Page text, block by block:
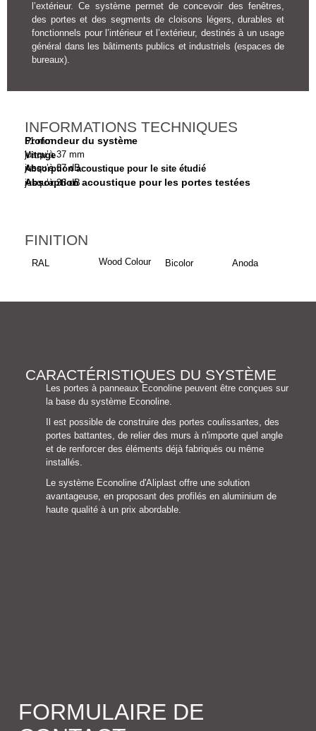
l’extérieur. Ce système permet de concevoir des fenêtres,
des portes et des segments de cloisons légers, durables et
fonctionnels pour l’intérieur et l’extérieur, destinés à un usage
général dans les bâtiments publics et industriels (espaces de
bureaux).
INFORMATIONS TECHNIQUES
Profondeur du système
51 mm
Vitrage
jusqu’à 37 mm
Absorption acoustique pour le site étudié
jusqu’à 37 dB
Absorption acoustique pour les portes testées
jusqu’à 38 dB
FINITION
RAL Wood Colour Bicolor Anoda
CARACTÉRISTIQUES DU SYSTÈME
Les portes à panneaux Econoline peuvent être conçues sur
la base du système Econoline.
Il est possible de construire des portes coulissantes, des
portes battantes, de relier des murs à n'importe quel angle
et de renforcer des éléments déjà fabriqués ou même
installés.
Le système Econoline d'Aliplast offre une solution
avantageuse, en proposant des profilés en aluminium de
haute qualité à un prix abordable.
FORMULAIRE DE